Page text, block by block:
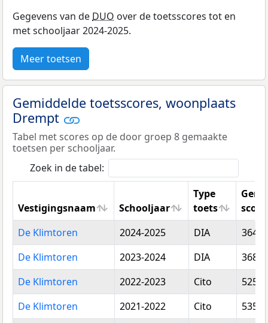
Gegevens van deDUO over de toetsscores tot en
met schooljaar 2024-2025.
Meer toetsen
Gemiddelde toetsscores, woonplaats
Drempt
Tabel met scores op de door groep 8 gemaakte
toetsen per schooljaar.
Zoek in de tabel:
Vestigingsnaam Schooljaar
Type
toets
score
Vestigingsnaam
Schooljaar
Type
toets
score
De Klimtoren 2024-2025 DIA
De Klimtoren
2023-2024 DIA
De Klimtoren
2022-2023 Cito
De Klimtoren
2021-2022 Cito